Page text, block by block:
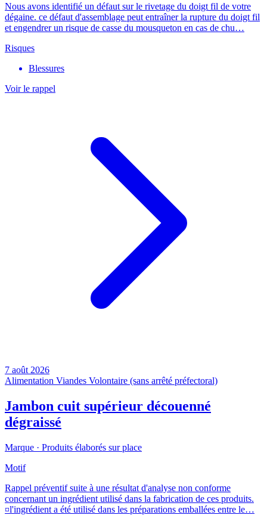
Nous avons identifié un défaut sur le rivetage du doigt fil de votre
dégaine. ce défaut d'assemblage peut entraîner la rupture du doigt fil
et engendrer un risque de casse du mousqueton en cas de chu…
Risques
Blessures
Voir le rappel
7 août 2026
Alimentation Viandes Volontaire (sans arrêté préfectoral)
Jambon cuit supérieur découenné
dégraissé
Marque · Produits élaborés sur place
Motif
Rappel préventif suite à une résultat d'analyse non conforme
concernant un ingrédient utilisé dans la fabrication de ces produits.
¤l'ingrédient a été utilisé dans les préparations emballées entre le…